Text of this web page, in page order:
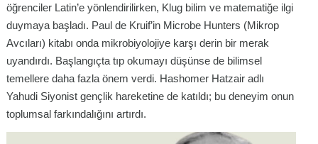
öğrenciler Latin’e yönlendirilirken, Klug bilim ve matematiğe ilgi
duymaya başladı. Paul de Kruif’in Microbe Hunters (Mikrop
Avcıları) kitabı onda mikrobiyolojiye karşı derin bir merak
uyandırdı. Başlangıçta tıp okumayı düşünse de bilimsel
temellere daha fazla önem verdi. Hashomer Hatzair adlı
Yahudi Siyonist gençlik hareketine de katıldı; bu deneyim onun
toplumsal farkındalığını artırdı.